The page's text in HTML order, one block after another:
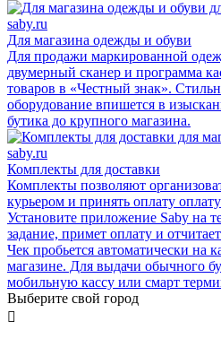
Для магазина одежды и обуви
Для продажи маркированной
двумерный сканер и программа
товаров в «Честный знак».
оборудование впишется в
бутика до крупного магазина.
Комплекты для доставки
Комплекты позволяют
курьером и принять оплату
Установите приложение Saby на
задание, примет оплату и
Чек пробьется автоматически на
магазине. Для выдачи обычного
мобильную кассу или смарт
Выберите свой город
